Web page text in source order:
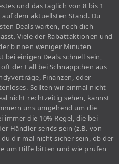
und das täglich von 8 bis 1
dem aktuellsten Stand. Du
Deals warten, noch dich
Viele der Rabattaktionen und
binnen weniger Minuten
bei einigen Deals schnell sein,
der Fall bei Schnäppchen aus
Finanzen, oder
Sollten wir einmal nicht
nicht rechtzeitig sehen, kannst
uns umgehend um die
die 10% Regel, die bei
Händler seriös sein (z.B. von
dir mal nicht sicher sein, ob der
um Hilfe bitten und wie prüfen